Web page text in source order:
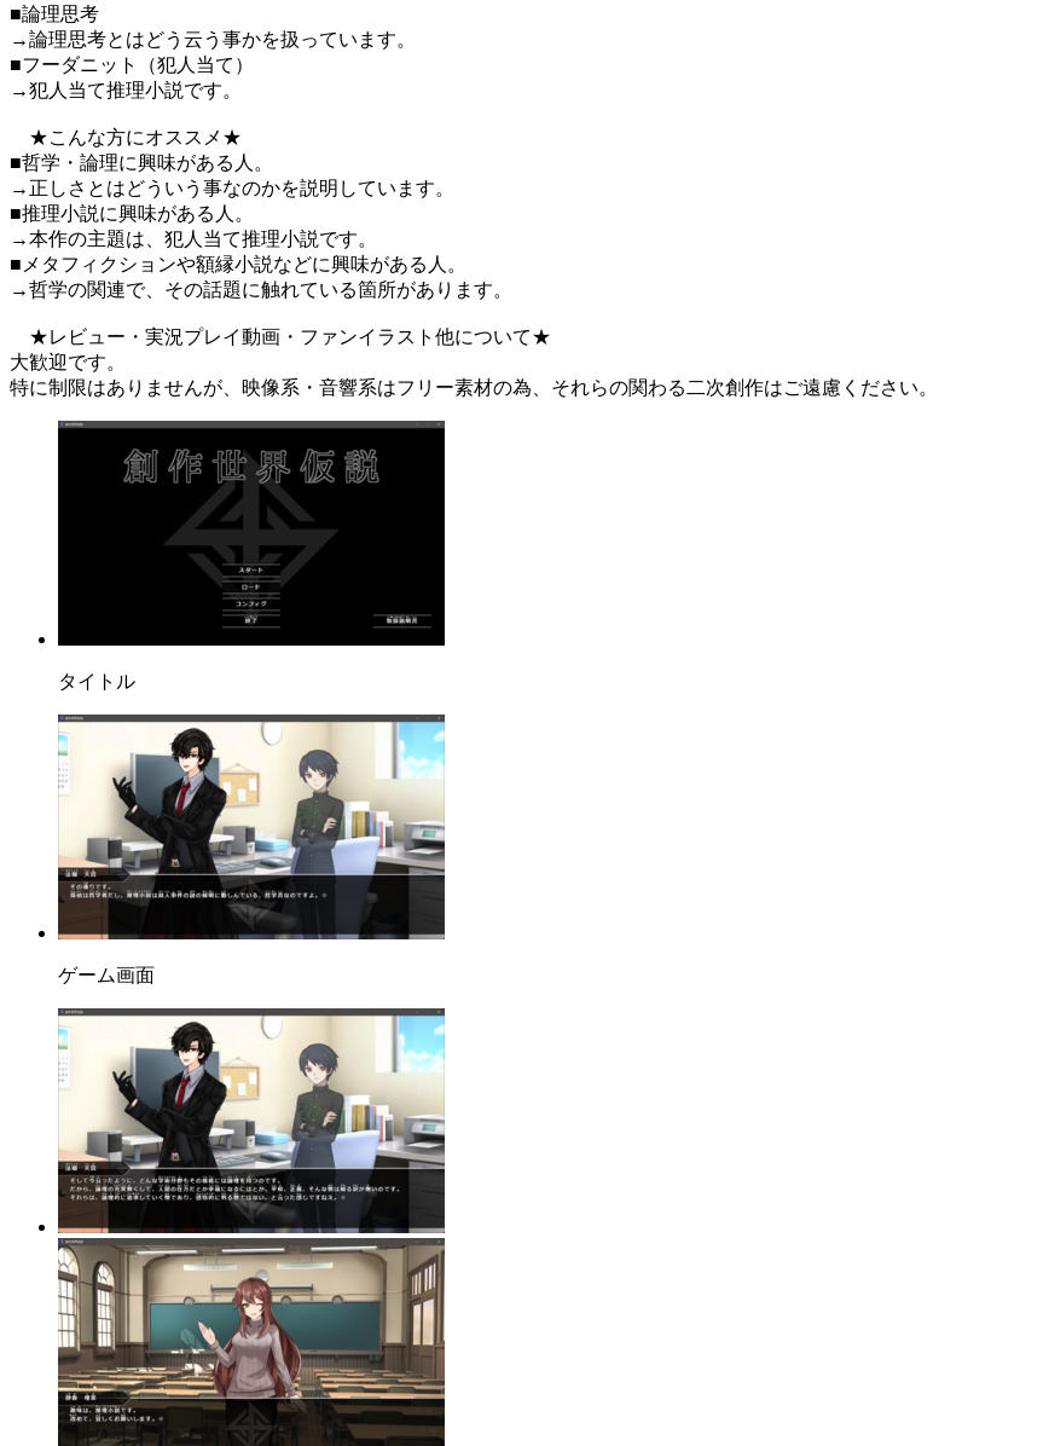
■論理思考
→論理思考とはどう云う事かを扱っています。
■フーダニット（犯人当て）
→犯人当て推理小説です。
★こんな方にオススメ★
■哲学・論理に興味がある人。
→正しさとはどういう事なのかを説明しています。
■推理小説に興味がある人。
→本作の主題は、犯人当て推理小説です。
■メタフィクションや額縁小説などに興味がある人。
→哲学の関連で、その話題に触れている箇所があります。
★レビュー・実況プレイ動画・ファンイラスト他について★
大歓迎です。
特に制限はありませんが、映像系・音響系はフリー素材の為、それらの関わる二次創作はご遠慮ください。
タイトル
ゲーム画面